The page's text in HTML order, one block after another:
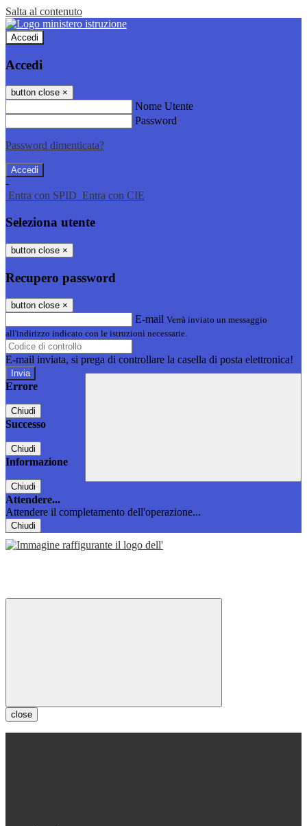
Salta al contenuto
Accedi
Accedi
button close ×
Nome Utente
Password
Password dimenticata?
-
Entra con SPID Entra con CIE
Seleziona utente
button close ×
Recupero password
button close ×
E-mail Verrà inviato un messaggio
all'indirizzo indicato con le istruzioni necessarie.
E-mail inviata, si prega di controllare la casella di posta elettronica!
Errore
Chiudi
Successo
Chiudi
Informazione
Chiudi
Attendere...
Attendere il completamento dell'operazione...
Chiudi
close